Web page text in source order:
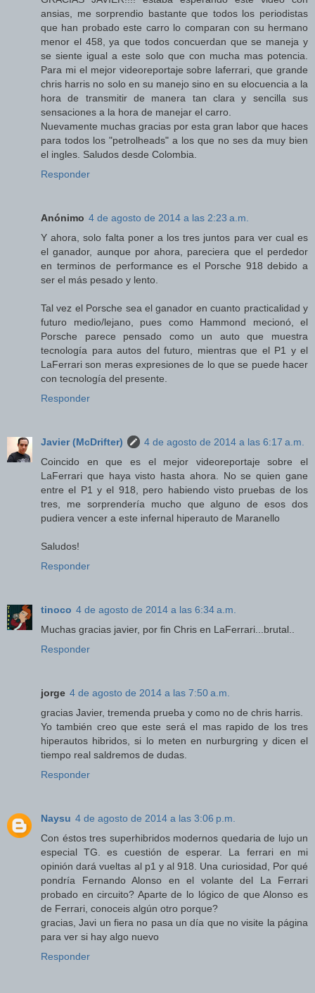
ansias, me sorprendio bastante que todos los periodistas
que han probado este carro lo comparan con su hermano
menor el 458, ya que todos concuerdan que se maneja y
se siente igual a este solo que con mucha mas potencia.
Para mi el mejor videoreportaje sobre laferrari, que grande
chris harris no solo en su manejo sino en su elocuencia a la
hora de transmitir de manera tan clara y sencilla sus
sensaciones a la hora de manejar el carro.
Nuevamente muchas gracias por esta gran labor que haces
para todos los "petrolheads" a los que no ses da muy bien
el ingles. Saludos desde Colombia.
Responder
Anónimo 4 de agosto de 2014 a las 2:23 a.m.
Y ahora, solo falta poner a los tres juntos para ver cual es
el ganador, aunque por ahora, pareciera que el perdedor
en terminos de performance es el Porsche 918 debido a
ser el más pesado y lento.
Tal vez el Porsche sea el ganador en cuanto practicalidad y
futuro medio/lejano, pues como Hammond mecionó, el
Porsche parece pensado como un auto que muestra
tecnología para autos del futuro, mientras que el P1 y el
LaFerrari son meras expresiones de lo que se puede hacer
con tecnología del presente.
Responder
Javier (McDrifter)
4 de agosto de 2014 a las 6:17 a.m.
Coincido en que es el mejor videoreportaje sobre el
LaFerrari que haya visto hasta ahora. No se quien gane
entre el P1 y el 918, pero habiendo visto pruebas de los
tres, me sorprendería mucho que alguno de esos dos
pudiera vencer a este infernal hiperauto de Maranello
Saludos!
Responder
tinoco 4 de agosto de 2014 a las 6:34 a.m.
Muchas gracias javier, por fin Chris en LaFerrari...brutal..
Responder
jorge 4 de agosto de 2014 a las 7:50 a.m.
gracias Javier, tremenda prueba y como no de chris harris.
Yo también creo que este será el mas rapido de los tres
hiperautos hibridos, si lo meten en nurburgring y dicen el
tiempo real saldremos de dudas.
Responder
Naysu 4 de agosto de 2014 a las 3:06 p.m.
Con éstos tres superhibridos modernos quedaria de lujo un
especial TG. es cuestión de esperar. La ferrari en mi
opinión dará vueltas al p1 y al 918. Una curiosidad, Por qué
pondría Fernando Alonso en el volante del La Ferrari
probado en circuito? Aparte de lo lógico de que Alonso es
de Ferrari, conoceis algún otro porque?
gracias, Javi un fiera no pasa un día que no visite la página
para ver si hay algo nuevo
Responder